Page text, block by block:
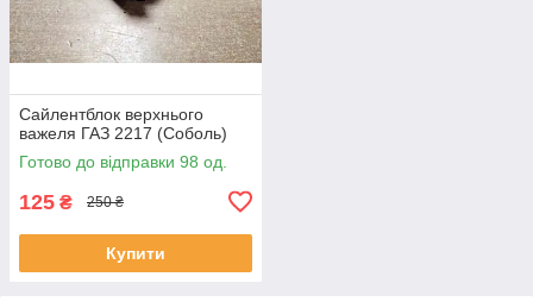
Сайлентблок верхнього
важеля ГАЗ 2217 (Соболь)
Готово до відправки 98 од.
125 ₴ 250 ₴
Купити